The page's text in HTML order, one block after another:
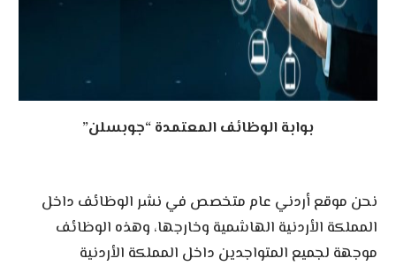
بوابة الوظائف المعتمدة “جوبسلن”
نحن موقع أردني عام متخصص في نشر الوظائف داخل
المملكة الأردنية الهاشمية وخارجها، وهذه الوظائف
موجهة لجميع المتواجدين داخل المملكة الأردنية